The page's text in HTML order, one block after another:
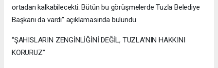
ortadan kalkabilecekti. Bütün bu görüşmelerde Tuzla Belediye
Başkanı da vardı” açıklamasında bulundu.
“ŞAHISLARIN ZENGİNLİĞİNİ DEĞİL, TUZLA’NIN HAKKINI
KORURUZ”